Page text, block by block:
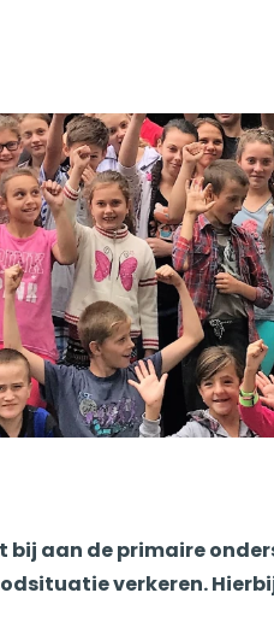
aan de primaire
verkeren.